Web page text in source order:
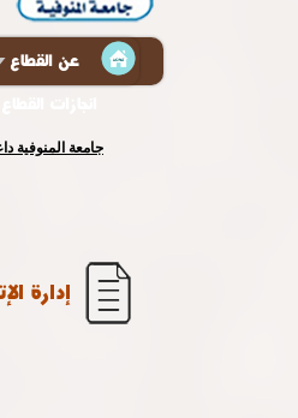
عن القطاع
جامعة المنوفية
إدارة